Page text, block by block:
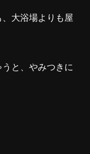
大浴場よりも屋
と、やみつきに